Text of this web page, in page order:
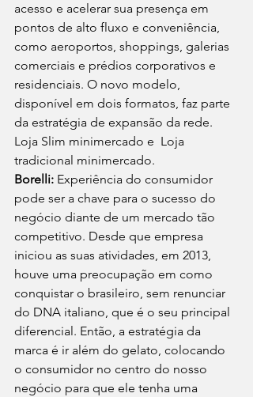
acesso e acelerar sua presença em
pontos de alto fluxo e conveniência,
como aeroportos, shoppings, galerias
comerciais e prédios corporativos e
residenciais. O novo modelo,
disponível em dois formatos, faz parte
da estratégia de expansão da rede.
Loja Slim minimercado e  Loja
tradicional minimercado.
Borelli: Experiência do consumidor
pode ser a chave para o sucesso do
negócio diante de um mercado tão
competitivo. Desde que empresa
iniciou as suas atividades, em 2013,
houve uma preocupação em como
conquistar o brasileiro, sem renunciar
do DNA italiano, que é o seu principal
diferencial. Então, a estratégia da
marca é ir além do gelato, colocando
o consumidor no centro do nosso
negócio para que ele tenha uma